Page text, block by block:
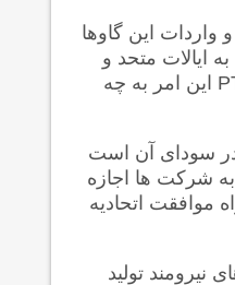
واردات این گاوها
به ایالات متحد و
این امر به چه
سودای آن است
به شرکت ها اجازه
موافقت اتحادیه
های نیرومند تولید